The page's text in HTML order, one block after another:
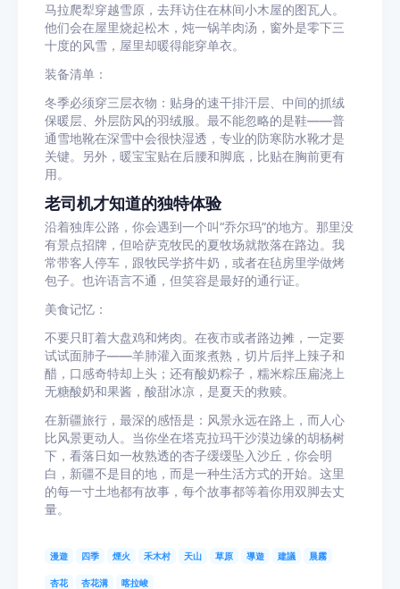
马拉爬犁穿越雪原，去拜访住在林间小木屋的图瓦人。
他们会在屋里烧起松木，炖一锅羊肉汤，窗外是零下三
十度的风雪，屋里却暖得能穿单衣。
装备清单：
冬季必须穿三层衣物：贴身的速干排汗层、中间的抓绒
保暖层、外层防风的羽绒服。最不能忽略的是鞋——普
通雪地靴在深雪中会很快湿透，专业的防寒防水靴才是
关键。另外，暖宝宝贴在后腰和脚底，比贴在胸前更有
用。
老司机才知道的独特体验
沿着独库公路，你会遇到一个叫“乔尔玛”的地方。那里没
有景点招牌，但哈萨克牧民的夏牧场就散落在路边。我
常带客人停车，跟牧民学挤牛奶，或者在毡房里学做烤
包子。也许语言不通，但笑容是最好的通行证。
美食记忆：
不要只盯着大盘鸡和烤肉。在夜市或者路边摊，一定要
试试面肺子——羊肺灌入面浆煮熟，切片后拌上辣子和
醋，口感奇特却上头；还有酸奶粽子，糯米粽压扁浇上
无糖酸奶和果酱，酸甜冰凉，是夏天的救赎。
在新疆旅行，最深的感悟是：风景永远在路上，而人心
比风景更动人。当你坐在塔克拉玛干沙漠边缘的胡杨树
下，看落日如一枚熟透的杏子缓缓坠入沙丘，你会明
白，新疆不是目的地，而是一种生活方式的开始。这里
的每一寸土地都有故事，每个故事都等着你用双脚去丈
量。
漫遊 四季 煙火 禾木村 天山 草原 導遊 建議 晨霧
杏花 杏花溝 喀拉峻